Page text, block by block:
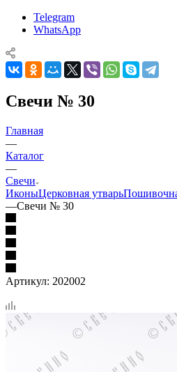
Telegram
WhatsApp
Свечи № 30
Главная
—
Каталог
—
Свечи
ИконыЦерковная утварь
—Свечи № 30
Артикул: 202002